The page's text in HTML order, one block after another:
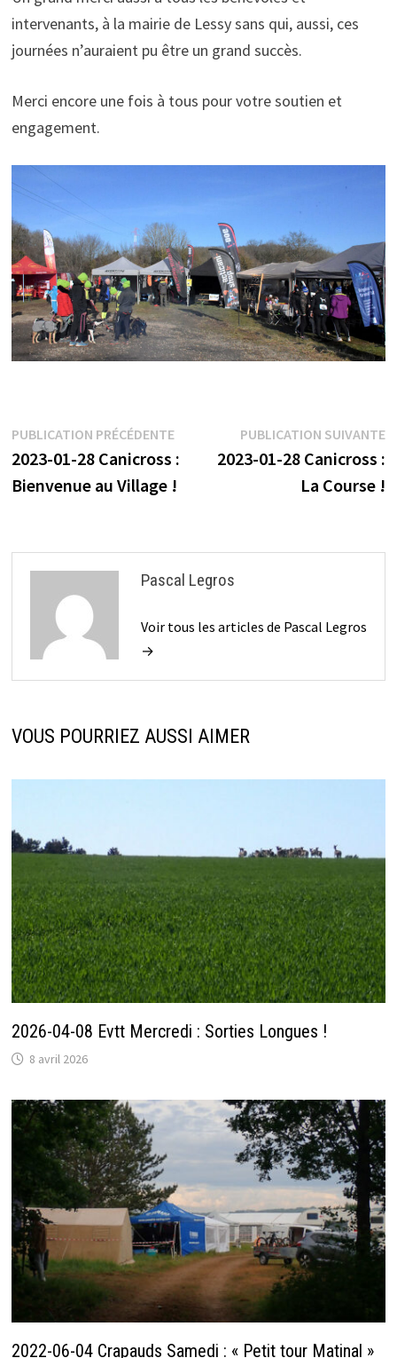
intervenants, à la mairie de Lessy sans qui, aussi, ces
journées n’auraient pu être un grand succès.
Merci encore une fois à tous pour votre soutien et
engagement.
Navigation
de
PUBLICATION PRÉCÉDENTEPublication
précédente :
2023-01-28 Canicross :
Bienvenue au Village !
PUBLICATION SUIVANTE
2023-01-28 Canicross :
La Course !
Pascal Legros
Voir tous les articles de Pascal Legros
→
VOUS POURRIEZ AUSSI AIMER
2026-04-08 Evtt Mercredi : Sorties Longues !
8 avril 2026
2022-06-04 Crapauds Samedi : « Petit tour Matinal »